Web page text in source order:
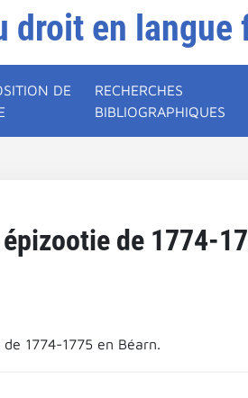
en langue
DE
RECHERCHES
BIBLIOGRAPHIQUES
de 1774-
1774-1775 en Béarn.